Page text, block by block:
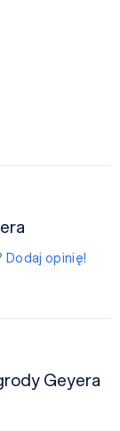
Dodaj opinię!
Geyera